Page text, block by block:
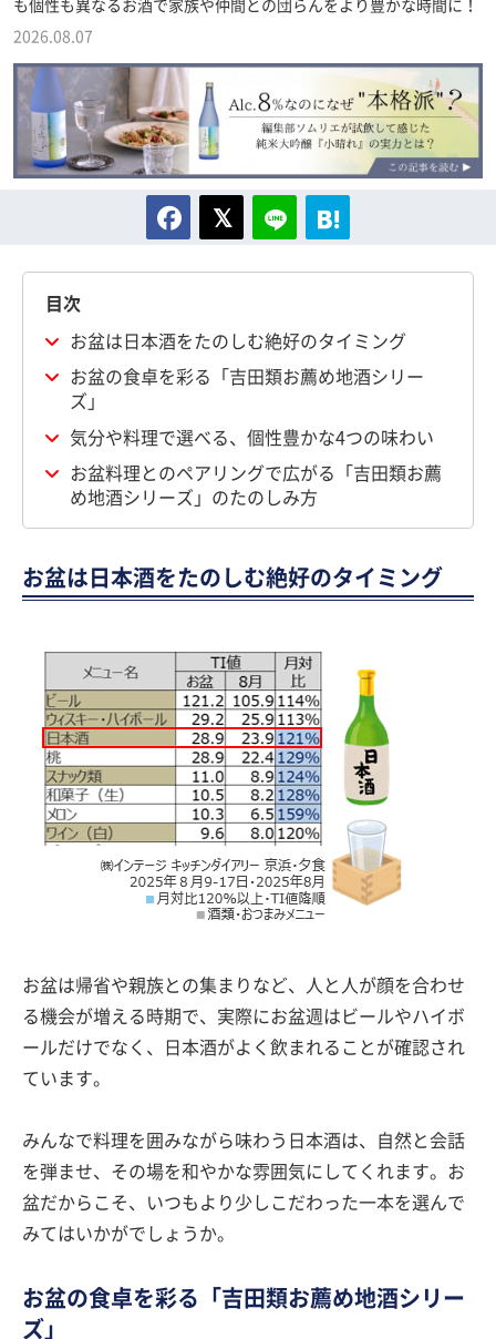
も個性も異なるお酒で家族や仲間との団らんをより豊かな時間に！
2026.08.07
目次
お盆は日本酒をたのしむ絶好のタイミング
お盆の食卓を彩る「吉田類お薦め地酒シリー
ズ」
気分や料理で選べる、個性豊かな4つの味わい
お盆料理とのペアリングで広がる「吉田類お薦
め地酒シリーズ」のたのしみ方
お盆は日本酒をたのしむ絶好のタイミング
お盆は帰省や親族との集まりなど、人と人が顔を合わせ
る機会が増える時期で、実際にお盆週はビールやハイボ
ールだけでなく、日本酒がよく飲まれることが確認され
ています。
みんなで料理を囲みながら味わう日本酒は、自然と会話
を弾ませ、その場を和やかな雰囲気にしてくれます。お
盆だからこそ、いつもより少しこだわった一本を選んで
みてはいかがでしょうか。
お盆の食卓を彩る「吉田類お薦め地酒シリー
ズ」